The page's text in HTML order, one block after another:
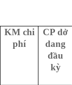
KM chi
phí
CP dở
dang
đầu
kỳ